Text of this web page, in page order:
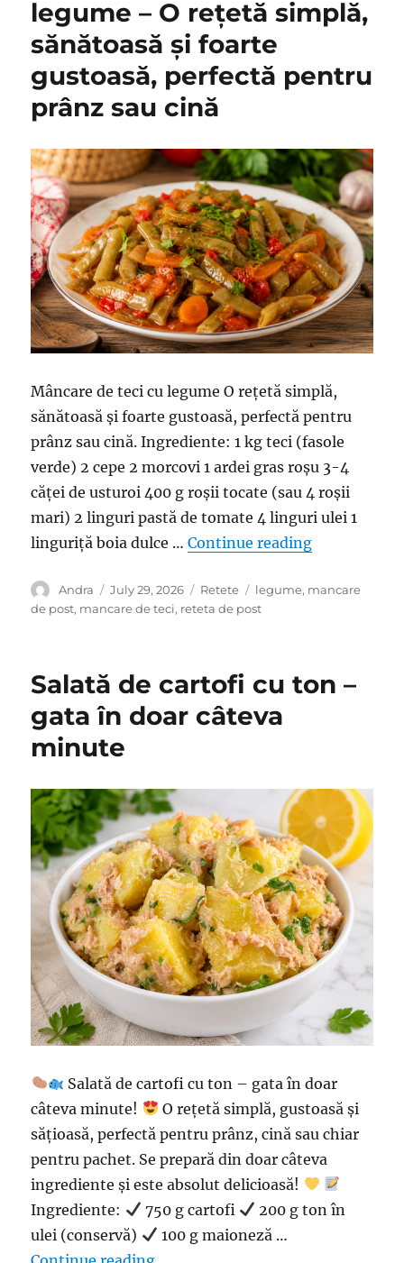
legume – O rețetă simplă,
sănătoasă și foarte
gustoasă, perfectă pentru
prânz sau cină
Mâncare de teci cu legume O rețetă simplă,
sănătoasă și foarte gustoasă, perfectă pentru
prânz sau cină. Ingrediente: 1 kg teci (fasole
verde) 2 cepe 2 morcovi 1 ardei gras roșu 3-4
căței de usturoi 400 g roșii tocate (sau 4 roșii
mari) 2 linguri pastă de tomate 4 linguri ulei 1
linguriță boia dulce …Continue reading“Mâncare
Author
Andra
Posted
on
July 29, 2026 Categories
Retete Tags
legume, mancare
de post, mancare de teci, reteta de post
Salată de cartofi cu ton –
gata în doar câteva
minute
Salată de cartofi cu ton – gata în doar
câteva minute!
O rețetă simplă, gustoasă și
sățioasă, perfectă pentru prânz, cină sau chiar
pentru pachet. Se prepară din doar câteva
ingrediente și este absolut delicioasă!
Ingrediente:
750 g cartofi
200 g ton în
ulei (conservă)
100 g maioneză …
“Salată de cartofi cu ton – gata în